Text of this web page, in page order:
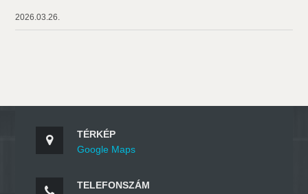
2026.03.26.
TÉRKÉP
Google Maps
TELEFONSZÁM